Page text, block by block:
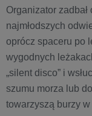
Organizator
najmłodszych
oprócz spaceru po
wygodnych
„silent disco” i
szumu morza lub
towarzyszą burzy w